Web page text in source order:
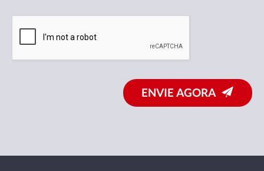
ENVIE AGORA